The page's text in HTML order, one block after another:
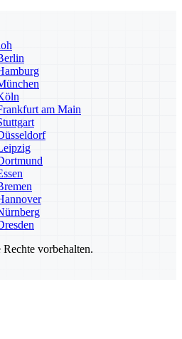
am Main
vorbehalten.